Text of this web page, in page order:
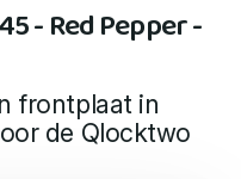
- Red Pepper -
frontplaat in
de Qlocktwo